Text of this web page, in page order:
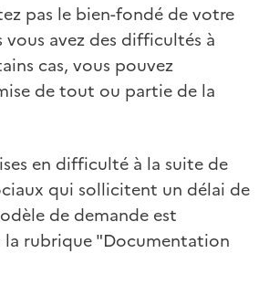
pas le bien-fondé de votre
avez des difficultés à
cas, vous pouvez
de tout ou partie de la
en difficulté à la suite de
qui sollicitent un délai de
de demande est
la rubrique "Documentation